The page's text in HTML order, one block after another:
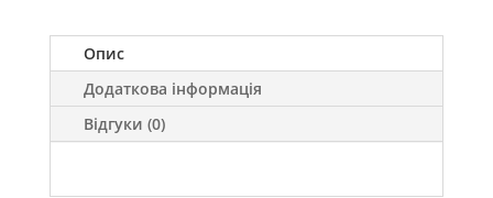
Опис
Додаткова інформація
Відгуки (0)